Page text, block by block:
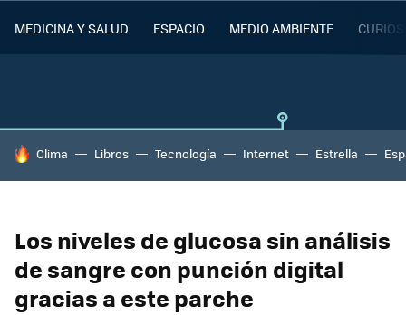
MEDICINA Y SALUD ESPACIO MEDIO AMBIENTE
HOY SE HABLA DE
Clima Libros Tecnología Internet Estrella
Los niveles de glucosa sin análisis
de sangre con punción digital
gracias a este parche